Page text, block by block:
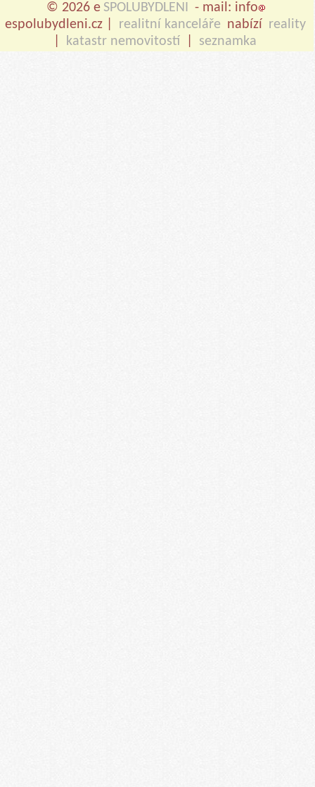
© 2026 e SPOLUBYDLENI - mail: info
espolubydleni.cz |
realitní kanceláře nabízí reality
katastr nemovitostí seznamka